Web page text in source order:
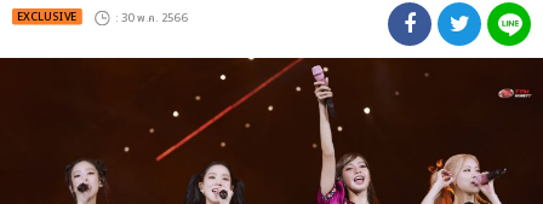
EXCLUSIVE : 30 พ.ค. 2566